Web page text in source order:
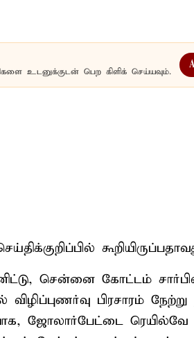
உடனுக்குடன் பெற கிளிக் செய்யவும்.
சென்னை கோட்டம்
பிரசாரம்
ஜோலார்பேட்டை